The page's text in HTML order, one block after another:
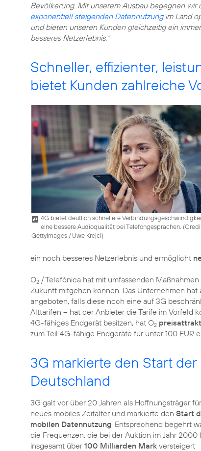
Bevölkerung. Mit unserem Ausbau begegnen wir
exponentiell steigenden Datennutzungim Land
und bieten unseren Kunden gleichzeitig ein immer
besseres Netzerlebnis.“
Schneller, effizienter,
bietet Kunden zahlreiche
4G bietet deutlich schnellere
eine bessere Audioqualität bei Telefongesprächen. (
GettyImages / Uwe Krejci)
ein noch besseres Netzerlebnis und ermöglicht
O2 / Telefónica hat mit umfassenden
Zukunft mitgehen können. Das Unternehmen
angeboten, falls diese noch eine auf 3G
Alttarifen – hat der Anbieter die Tarife im Vorfeld
4G-fähiges Endgerät besitzen, hat O2
zum Teil 4G-fähige Endgeräte für unter 100 EUR
3G markierte den Start
Deutschland
3G galt vor über 20 Jahren als Hoffnungsträger
neues mobiles Zeitalter und markierte den Start
mobilen Datennutzung. Entsprechend begehrt
die Frequenzen, die bei der Auktion im Jahr 2000
insgesamt über100 Milliarden Mark versteigert